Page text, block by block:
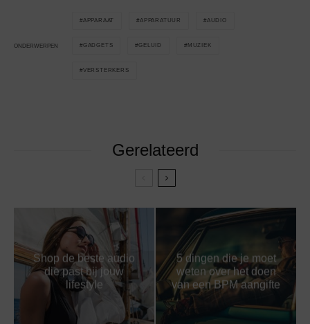
ONDERWERPEN
APPARAAT APPARATUUR AUDIO
GADGETS GELUID MUZIEK
VERSTERKERS
Gerelateerd
Shop de beste audio
die past bij jouw
lifestyle
5 dingen die je moet
weten over het doen
van een BPM aangifte